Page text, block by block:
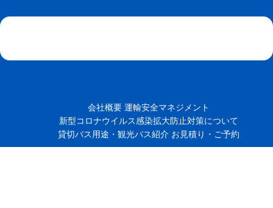
会社概要 運輸安全マネジメント
新型コロナウイルス感染拡大防止対策について
貸切バス用途・観光バス紹介 お見積り・ご予約